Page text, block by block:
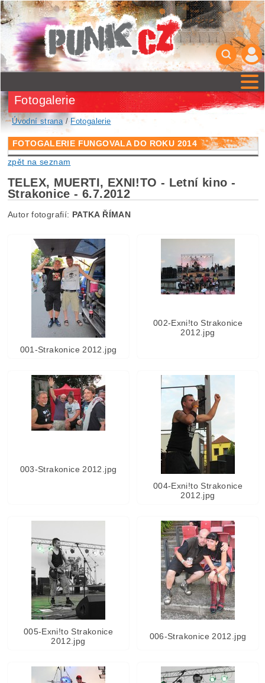
Fotogalerie
Úvodní strana/ Fotogalerie
FOTOGALERIE FUNGOVALA DO ROKU 2014
zpět na seznam
TELEX, MUERTI, EXNI!TO - Letní kino -
Strakonice - 6.7.2012
Autor fotografií: PATKA ŘÍMAN
001-Strakonice 2012.jpg
002-Exni!to Strakonice
2012.jpg
003-Strakonice 2012.jpg
004-Exni!to Strakonice
2012.jpg
005-Exni!to Strakonice
2012.jpg
006-Strakonice 2012.jpg